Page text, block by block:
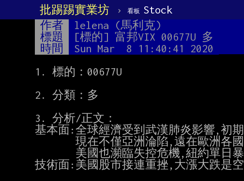
批踢踢實業坊 › 看板 Stock
作者 lelena (馬利克)
標題
[標的] 富邦VIX 00677U 多
時間
Sun Mar  8 11:40:41 2020
1. 標的：00677U
2. 分類：多
3. 分析/正文：
基本面:全球經濟受到武漢肺炎影響,初
技術面:美國股市接連重挫,大漲大跌是